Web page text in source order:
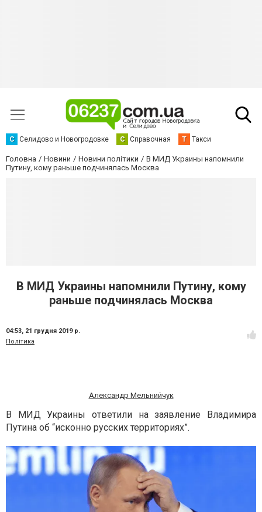
С Селидово и Новогродовке С Справочная Т Такси
Головна Новини Новини політики
В МИД Украины напомнили
Путину, кому раньше подчинялась Москва
В МИД Украины напомнили Путину, кому
раньше подчинялась Москва
04:53, 21 грудня 2019 р.
Політика
Александр Мельнийчук
В МИД Украины ответили на заявление Владимира
Путина об “исконно русских территориях”.